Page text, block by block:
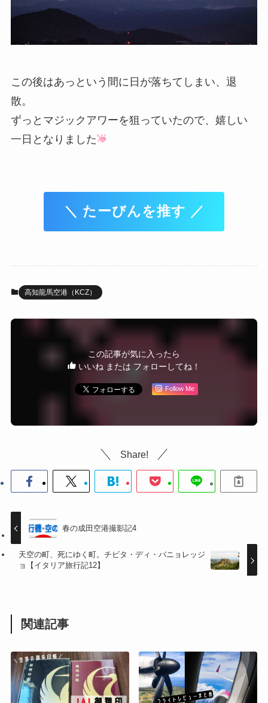
この後はあっという間に日が落ちてしまい、退
散。
ずっとマジックアワーを狙っていたので、嬉しい
一日となりました
＼ たーびんを推す ／
高知龍馬空港（KCZ）
この記事が気に入ったら
いいね または フォローしてね！
Follow Me
Share!
春の成田空港撮影記4
天空の町、死にゆく町。チビタ・ディ・バニョレッジ
ョ【イタリア旅行記12】
関連記事